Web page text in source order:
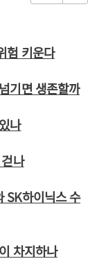
험 키운다
기면 생존할까
나
나
SK하이닉스 수
차지하나